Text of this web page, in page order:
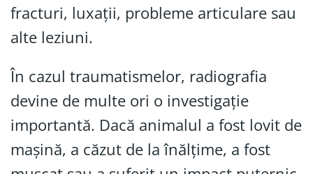
fracturi, luxații, probleme articulare sau
alte leziuni.
În cazul traumatismelor, radiografia
devine de multe ori o investigație
importantă. Dacă animalul a fost lovit de
mașină, a căzut de la înălțime, a fost